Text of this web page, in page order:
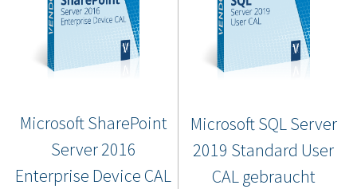
Microsoft SharePoint
Server 2016
Enterprise Device CAL
Microsoft SQL Server
2019 Standard User
CAL gebraucht